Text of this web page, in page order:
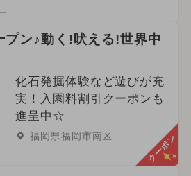
プン♪動く!吠える!世界中
化石発掘体験など遊びが充
実！入園料割引クーポンも
進呈中☆
福岡県福岡市南区 クーポン